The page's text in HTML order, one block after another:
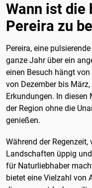
Wann ist die
Pereira zu
Pereira, eine
ganze Jahr über ein
einen Besuch hängt
von Dezember bis
Erkundungen. In
der Region ohne die
genießen.
Während der
Landschaften üppig
für Naturliebhaber
bietet eine Vielzahl von